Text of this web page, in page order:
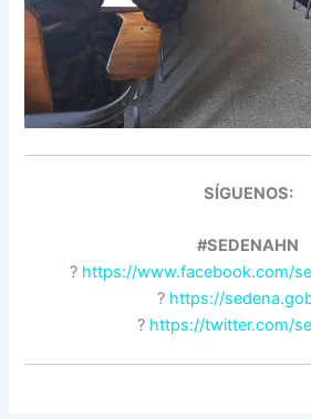
SÍGUENOS:
#SEDENAHN
? https://www.facebook.com/
? https://
? https://twitter.com/